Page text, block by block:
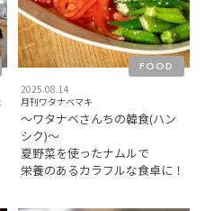
2025.08.14
FOOD
月刊ワタナベマキ
〜ワタナベさんちの韓食(ハン
シク)〜
夏野菜を使ったナムルで
栄養のあるカラフルな食卓に！